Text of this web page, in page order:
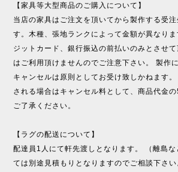
【家具等大型商品のご購入について】
当店の家具はご注文を頂いてから製作する受注
す。木種、張地ランクによって金額が異なり
ジットカード、銀行振込の前払いのみとさせ
はご利用頂けませんのでご注意下さい。 製作
キャンセルは原則としてお受け致しかねます
される場合はキャンセル料として、商品代金
ご了承ください。
【ラグの配送について】
配達員1人にて軒先渡しとなります。 （離島な
ては別途見積もりとなりますのでご相談下さ